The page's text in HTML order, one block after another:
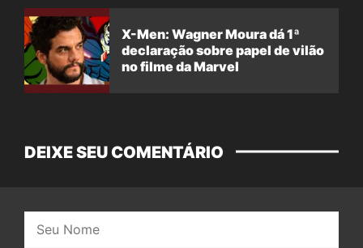
X-Men: Wagner Moura dá 1ª
declaração sobre papel de vilão
no filme da Marvel
DEIXE SEU COMENTÁRIO